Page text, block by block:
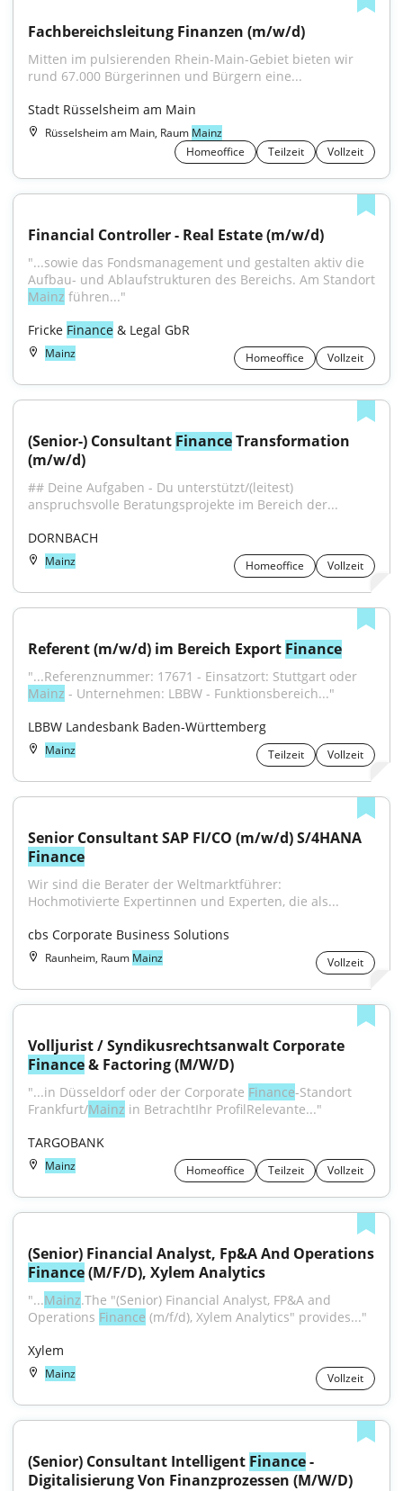
Fachbereichsleitung Finanzen (m/w/d)
Mitten im pulsierenden Rhein-Main-Gebiet bieten wir
rund 67.000 Bürgerinnen und Bürgern eine...
Stadt Rüsselsheim am Main
Rüsselsheim am Main, Raum Mainz
Homeoffice
Teilzeit Vollzeit
Financial Controller - Real Estate (m/w/d)
"...sowie das Fondsmanagement und gestalten aktiv die
Mainz führen..."
Fricke Finance & Legal GbR
Mainz Homeoffice Vollzeit
(Senior-) Consultant Finance Transformation
(m/w/d)
## Deine Aufgaben - Du unterstützt/(leitest)
anspruchsvolle Beratungsprojekte im Bereich der...
DORNBACH
Mainz Homeoffice Vollzeit
Referent (m/w/d) im Bereich Export Finance
Mainz - Unternehmen: LBBW - Funktionsbereich..."
LBBW Landesbank Baden-Württemberg
Mainz Teilzeit Vollzeit
Finance
Wir sind die Berater der Weltmarktführer:
Hochmotivierte Expertinnen und Experten, die als...
cbs Corporate Business Solutions
Raunheim, Raum Mainz Vollzeit
Finance & Factoring (M/W/D)
"...in Düsseldorf oder der Corporate Finance-Standort
Frankfurt/Mainz in BetrachtIhr ProfilRelevante..."
TARGOBANK
Mainz Homeoffice Teilzeit Vollzeit
Finance (M/F/D), Xylem Analytics
"...Mainz.The "(Senior) Financial Analyst, FP&A and
Operations Finance (m/f/d), Xylem Analytics" provides..."
Xylem
Mainz Vollzeit
(Senior) Consultant Intelligent Finance -
Digitalisierung Von Finanzprozessen (M/W/D)